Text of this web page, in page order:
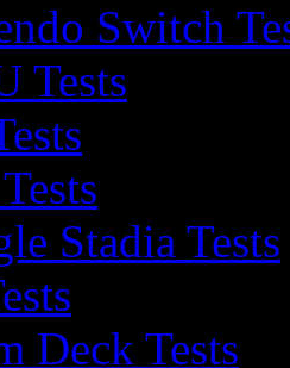
Switch
Tests
Stadia Tests
Deck Tests